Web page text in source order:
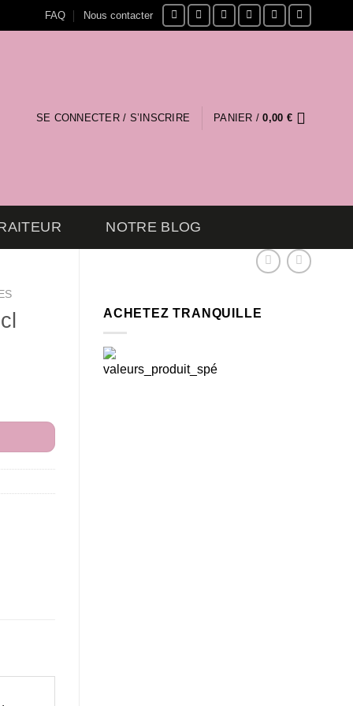
FAQ Nous contacter
SE CONNECTER / S’INSCRIRE PANIER /0,00 €
NOTRE BLOG
ACHETEZ TRANQUILLE